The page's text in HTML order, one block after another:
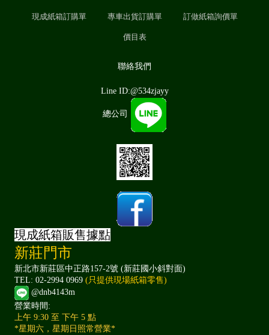
現成紙箱訂購單 專車出貨訂購單 訂做紙箱詢價單
價目表
聯絡我們
Line ID:@534zjayy
總公司
現成紙箱販售據點
新莊門市
新北市新莊區中正路157-2號 (新莊國小斜對面)
TEL: 02-2994 0969 (只提供現場紙箱零售)
@dnb4143m
營業時間:
上午 9:30 至 下午 5 點
*星期六，星期日照常營業*